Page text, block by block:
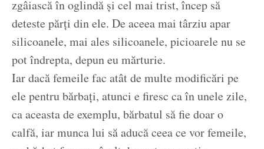
zgâiască în oglindă și cel mai trist, încep să
deteste părți din ele. De aceea mai târziu apar
silicoanele, mai ales silicoanele, picioarele nu se
pot îndrepta, depun eu mărturie.
Iar dacă femeile fac atât de multe modificări pe
ele pentru bărbați, atunci e firesc ca în unele zile,
ca aceasta de exemplu, bărbatul să fie doar o
calfă, iar munca lui să aducă ceea ce vor femeile,